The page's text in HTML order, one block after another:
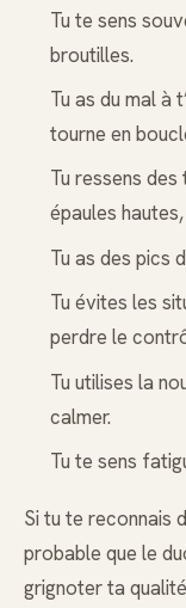
Tu te sens
broutilles.
Tu as du mal à
tourne en
Tu ressens
épaules
Tu as des pics
Tu évites les
perdre le
Tu utilises la
calmer.
Tu te sens
Si tu te reconnais
probable que le
grignoter ta